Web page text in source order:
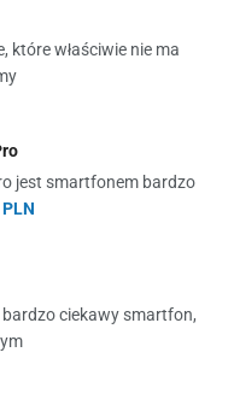
które właściwie nie ma
jest smartfonem bardzo
ciekawy smartfon,